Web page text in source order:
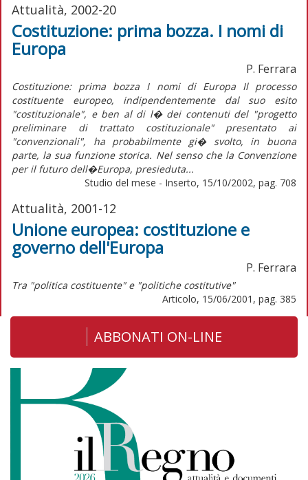
Attualità, 2002-20
Costituzione: prima bozza. I nomi di
Europa
P. Ferrara
Costituzione: prima bozza I nomi di Europa Il processo
costituente europeo, indipendentemente dal suo esito
"costituzionale", e ben al di l� dei contenuti del "progetto
preliminare di trattato costituzionale" presentato ai
"convenzionali", ha probabilmente gi� svolto, in buona
parte, la sua funzione storica. Nel senso che la Convenzione
per il futuro dell�Europa, presieduta...
Studio del mese - Inserto, 15/10/2002, pag. 708
Attualità, 2001-12
Unione europea: costituzione e
governo dell'Europa
P. Ferrara
Tra "politica costituente" e "politiche costitutive"
Articolo, 15/06/2001, pag. 385
ABBONATI ON-LINE